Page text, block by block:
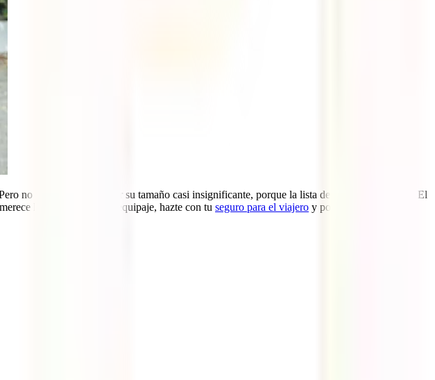
no te dejes engañar por su tamaño casi insignificante, porque la lista de cosas que hacer en El
la pena. Prepara tu equipaje, hazte con tu seguro para el viajero y pon rumbo ya a este